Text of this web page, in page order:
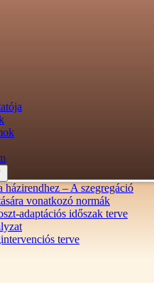
házirendhez – A szegregáció
vonatkozó normák
adaptációs időszak terve
terve